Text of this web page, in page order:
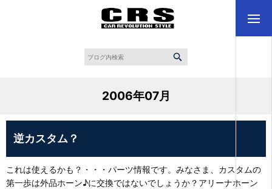
2006年07月
逆カスタム？
これは使えるかも？・・・パーツ情報です。みなさま、カスタムの
第一歩は外品ホーン♪に交換ではないでしょうか？アリーナホーン